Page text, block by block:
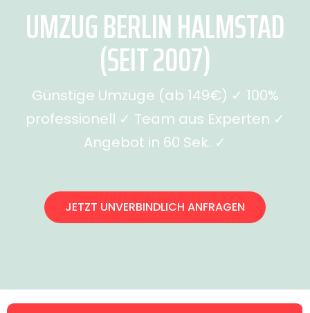
UMZUG BERLIN HALMSTAD
(SEIT 2007)
Günstige Umzüge (ab 149€) ✓ 100%
professionell ✓ Team aus Experten ✓
Angebot in 60 Sek. ✓
JETZT UNVERBINDLICH ANFRAGEN